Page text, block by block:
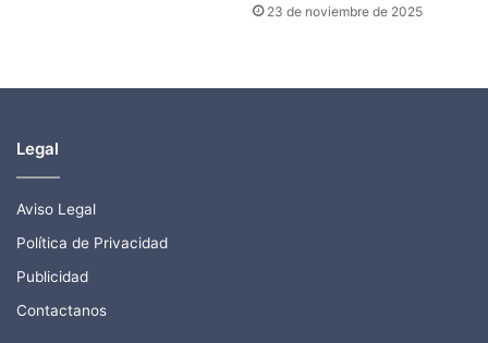
23 de noviembre de 2025
Legal
Aviso Legal
Política de Privacidad
Publicidad
Contactanos